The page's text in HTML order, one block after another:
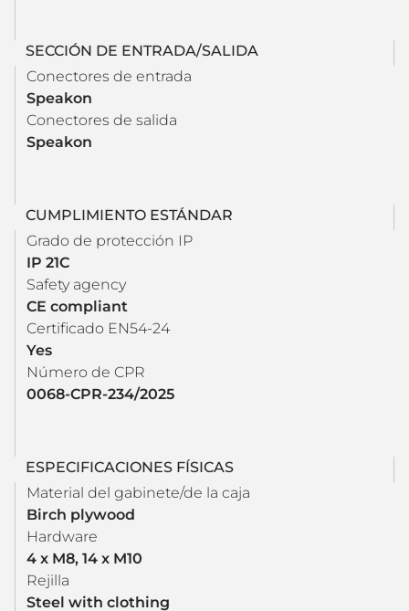
SECCIÓN DE ENTRADA/SALIDA
Conectores de entrada
Speakon
Conectores de salida
Speakon
CUMPLIMIENTO ESTÁNDAR
Grado de protección IP
IP 21C
Safety agency
CE compliant
Certificado EN54-24
Yes
Número de CPR
0068-CPR-234/2025
ESPECIFICACIONES FÍSICAS
Material del gabinete/de la caja
Birch plywood
Hardware
4 x M8, 14 x M10
Rejilla
Steel with clothing